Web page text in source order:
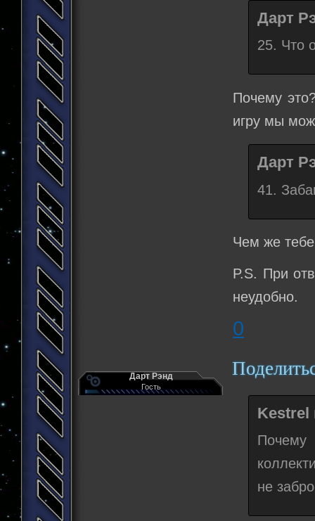
Дарт
25. Что
Почему
игру мы
Дарт
41.
Чем же
P.S. При
неудобно.
0
Дарт Рэнд
Гость
Kestrel
не